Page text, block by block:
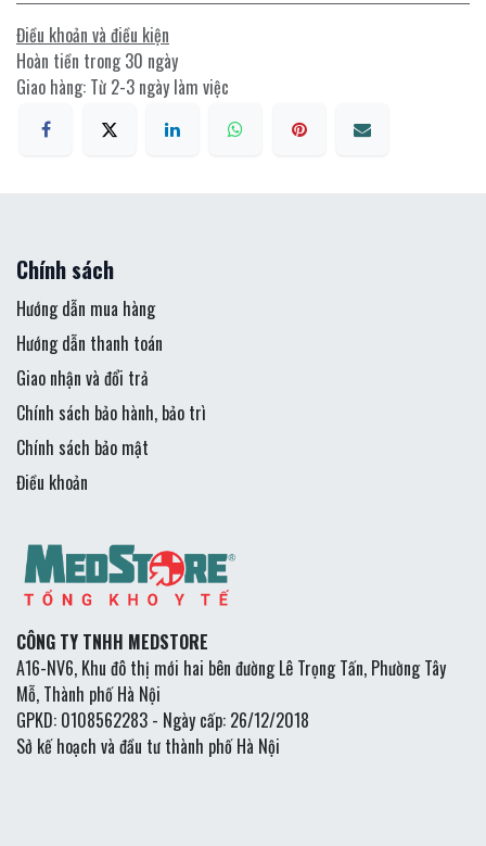
Điều khoản và điều kiện
Hoàn tiền trong 30 ngày
Giao hàng: Từ 2-3 ngày làm việc
Chính sách
Hướng dẫn mua hàng
Hướng dẫn thanh toán
Giao nhận và đổi trả
Chính sách bảo hành, bảo trì
Chính sách bảo mật
Điều khoản
CÔNG TY TNHH MEDSTORE
A16-NV6, Khu đô thị mới hai bên đường Lê Trọng Tấn, Phường Tây
Mỗ, Thành phố Hà Nội
GPKD: 0108562283 - Ngày cấp: 26/12/2018
Sở kế hoạch và đầu tư thành phố Hà Nội